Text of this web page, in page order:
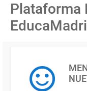
Plataforma